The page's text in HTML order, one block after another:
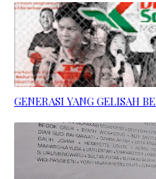
GENERASI YANG GELISAH